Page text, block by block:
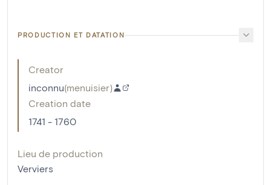
PRODUCTION ET DATATION
Creator
inconnu(menuisier)
Creation date
1741 - 1760
Lieu de production
Verviers